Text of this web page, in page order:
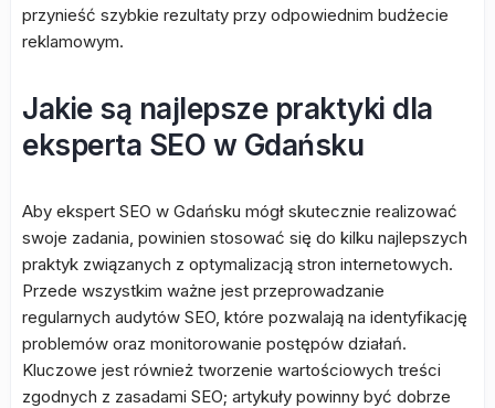
przynieść szybkie rezultaty przy odpowiednim budżecie
reklamowym.
Jakie są najlepsze praktyki dla
eksperta SEO w Gdańsku
Aby ekspert SEO w Gdańsku mógł skutecznie realizować
swoje zadania, powinien stosować się do kilku najlepszych
praktyk związanych z optymalizacją stron internetowych.
Przede wszystkim ważne jest przeprowadzanie
regularnych audytów SEO, które pozwalają na identyfikację
problemów oraz monitorowanie postępów działań.
Kluczowe jest również tworzenie wartościowych treści
zgodnych z zasadami SEO; artykuły powinny być dobrze